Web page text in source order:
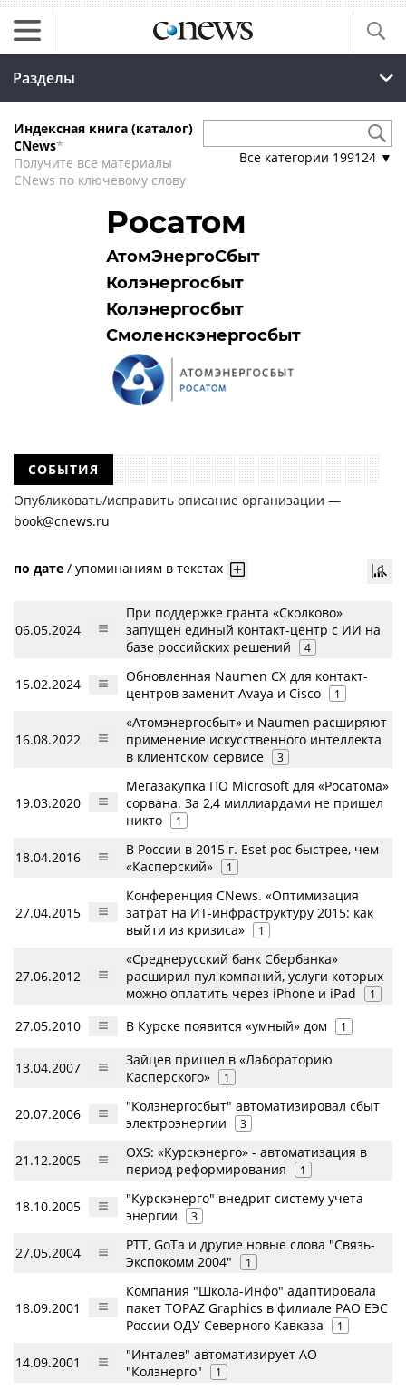
Разделы
Индексная книга (каталог)
CNews*
Получите все материалы
CNews по ключевому слову
Все категории 199124 ▼
Росатом
АтомЭнергоСбыт
Колэнергосбыт
Колэнергосбыт
Смоленскэнергосбыт
СОБЫТИЯ
Опубликовать/исправить описание организации —
book@cnews.ru
по дате / упоминаниям в текстах
06.05.2024
При поддержке гранта «Сколково»
запущен единый контакт-центр с ИИ на
базе российских решений
4
15.02.2024
Обновленная Naumen CX для контакт-
центров заменит Avaya и Cisco
1
16.08.2022
«Атомэнергосбыт» и Naumen расширяют
применение искусственного интеллекта
в клиентском сервисе
3
19.03.2020
Мегазакупка ПО Microsoft для «Росатома»
сорвана. За 2,4 миллиардами не пришел
никто
1
18.04.2016
В России в 2015 г. Eset рос быстрее, чем
«Касперский»
1
27.04.2015
Конференция CNews. «Оптимизация
затрат на ИТ-инфраструктуру 2015: как
выйти из кризиса»
1
27.06.2012
«Среднерусский банк Сбербанка»
расширил пул компаний, услуги которых
можно оплатить через iPhone и iPad
1
27.05.2010 В Курске появится «умный» дом 1
13.04.2007
Зайцев пришел в «Лабораторию
Касперского»
1
20.07.2006
"Колэнергосбыт" автоматизировал сбыт
электроэнергии
3
21.12.2005
OXS: «Курскэнерго» - автоматизация в
период реформирования
1
18.10.2005
"Курскэнерго" внедрит систему учета
энергии
3
27.05.2004
PTT, GoTa и другие новые слова "Связь-
Экспокомм 2004"
1
18.09.2001
Компания "Школа-Инфо" адаптировала
пакет TOPAZ Graphics в филиале РАО ЕЭС
России ОДУ Северного Кавказа
1
14.09.2001
"Инталев" автоматизирует АО
"Колэнерго"
1